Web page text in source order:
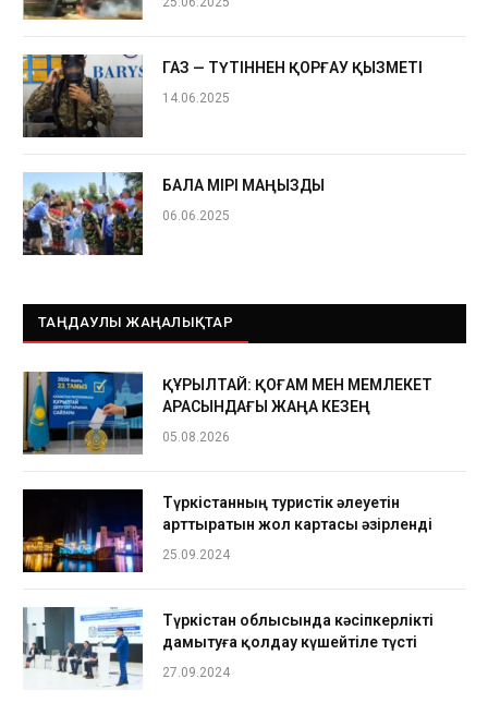
ГАЗ — ТҮТІННЕН ҚОРҒАУ ҚЫЗМЕТІ
14.06.2025
БАЛА ӨМІРІ МАҢЫЗДЫ
06.06.2025
ТАҢДАУЛЫ ЖАҢАЛЫҚТАР
ҚҰРЫЛТАЙ: ҚОҒАМ МЕН МЕМЛЕКЕТ
АРАСЫНДАҒЫ ЖАҢА КЕЗЕҢ
05.08.2026
Түркістанның туристік әлеуетін
арттыратын жол картасы әзірленді
25.09.2024
Түркістан облысында кәсіпкерлікті
дамытуға қолдау күшейтіле түсті
27.09.2024